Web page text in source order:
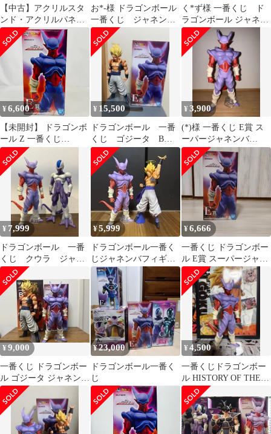
【中古】アクリルスタ
ンド・アクリルパネル
ジャネンバ アクリルス
タンドコレクション
「一番くじ ドラゴンボ
ール SUPER
DRAGONBALL
HEROES 5th
MISSION」 H賞
お*-様 ドラゴンボール
一番くじ ジャネン
バ E賞
く*ず様 一番くじ ド
ラゴンボール ジャネン
バ フィギュア
¥6,600
【未開封】 ドラゴンボ
ール Z 一番くじ
HISTORY OF THE
FILM E賞 スーパー ジ
ャネンバ MASTERLISE
フィギュア / DRAGON
BALL BANDAI バンダ
¥ 15,500
ドラゴンボール 一番
くじ ゴジータ B
賞 ジャネンバ E賞
¥3,900
(*)様 一番くじ E賞 ス
ーパージャネンバ
HISTORY OF THE FI
¥ 7,999
ドラゴンボール 一番
くじ クウラ ジャネ
ンバ
¥5,999
ドラゴンボール一番く
じジャネンバフィギュ
アとレジェンズゴジー
タフィギュア2点
¥6,666
一番くじ ドラゴンボー
ル E賞 スーパージャネ
ンバ フィギュア
¥9,000
一番くじ ドラゴンボー
ル ゴジータ ジャネンバ
フィギュア
¥23,000
ドラゴンボール一番く
じ
¥4,500
一番くじドラゴンボー
ル HISTORY OF THE
FILM E賞 ジャネンバ